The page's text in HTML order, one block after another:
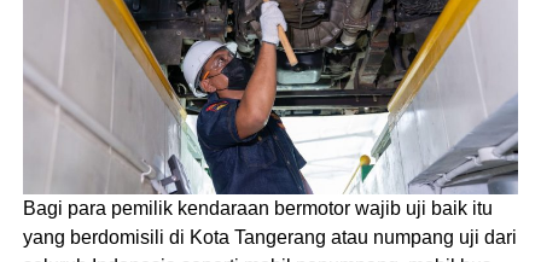
Bagi para pemilik kendaraan bermotor wajib uji baik itu
yang berdomisili di Kota Tangerang atau numpang uji dari